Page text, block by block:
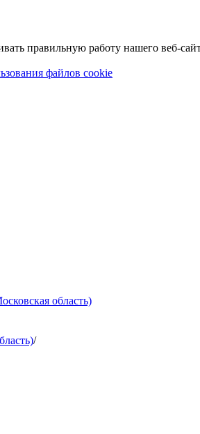
правильную работу нашего веб-
файлов cookie
область)
/